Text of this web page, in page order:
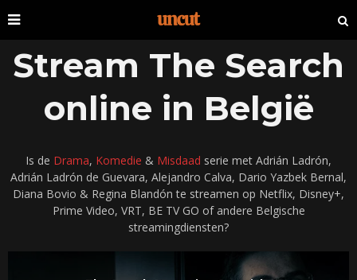
Stream The Search
online in België
Is de Drama, Komedie & Misdaad serie met Adrián Ladrón,
Adrián Ladrón de Guevara, Alejandro Calva, Dario Yazbek Bernal,
Diana Bovio & Regina Blandón te streamen op Netflix, Disney+,
Prime Video, VRT, BE TV GO of andere Belgische
streamingdiensten?